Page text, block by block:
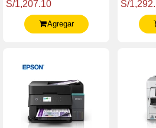
Escanea / Copia, Usb /
Lan / Wifi.
S/1,207.10
Agregar
Escanea
Usb /
S/